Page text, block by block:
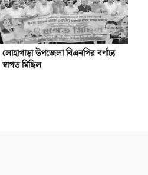
লোহাগাড়া উপজেলা বিএনপির বর্ণাঢ্য
স্বাগত মিছিল